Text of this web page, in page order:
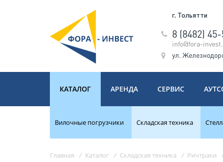
г. Тольятти
8 (8482)
info@fora-
ул.
КАТАЛОГ АРЕНДА СЕРВИС
Вилочные погрузчики Складская техника
Главная / Каталог / Складская техника / Ричтраки